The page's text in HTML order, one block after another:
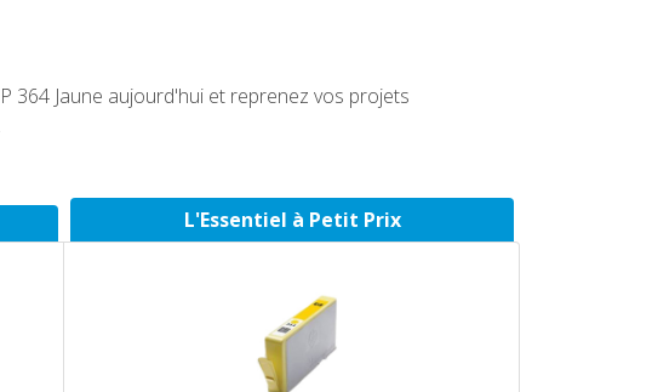
364 Jaune aujourd'hui et reprenez vos projets
L'Essentiel à Petit Prix